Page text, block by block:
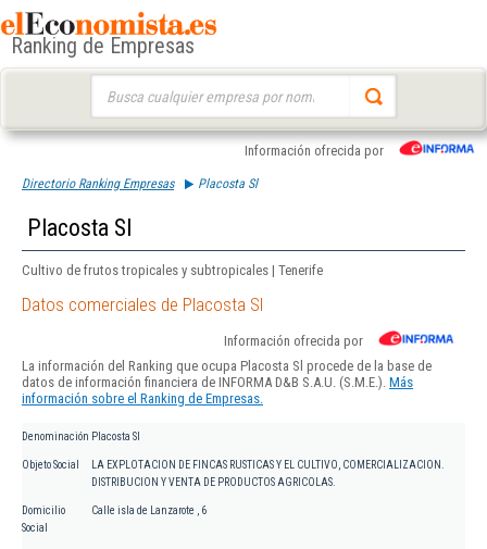
Ranking de Empresas
Información ofrecida por
Directorio Ranking Empresas Placosta Sl
Placosta Sl
Cultivo de frutos tropicales y subtropicales | Tenerife
Datos comerciales de Placosta Sl
Información ofrecida por
La información del Ranking que ocupa Placosta Sl procede de la base de
datos de información financiera de INFORMA D&B S.A.U. (S.M.E.). Más
información sobre el Ranking de Empresas.
Denominación Placosta Sl
Objeto Social
LA EXPLOTACION DE FINCAS RUSTICAS Y EL CULTIVO, COMERCIALIZACION.
DISTRIBUCION Y VENTA DE PRODUCTOS AGRICOLAS.
Domicilio
Social
Calle isla de Lanzarote , 6